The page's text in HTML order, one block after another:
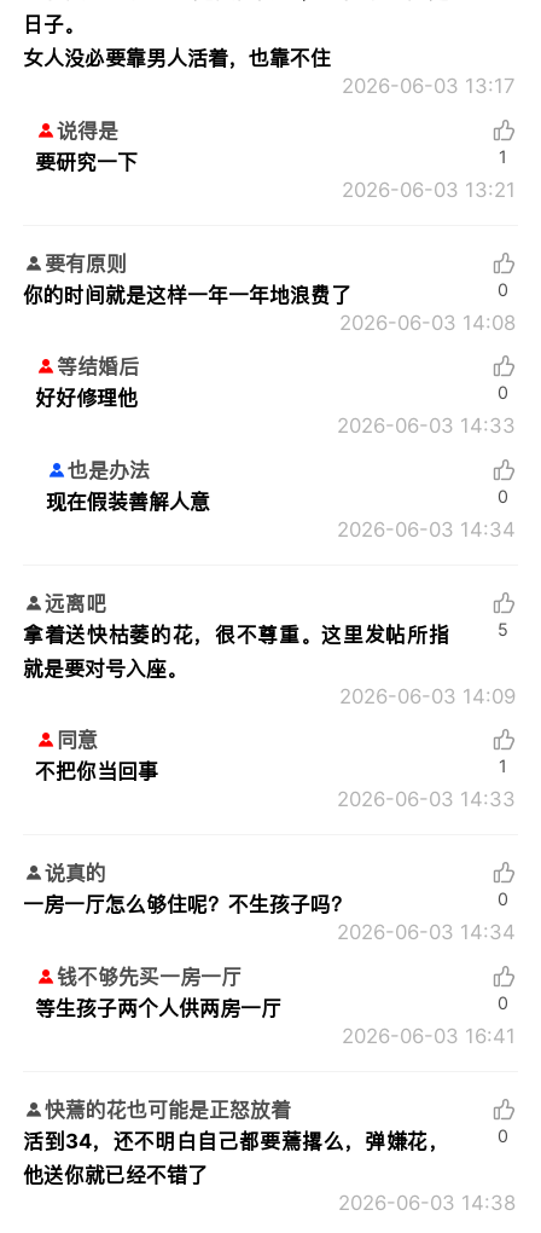
日子。
女人没必要靠男人活着，也靠不住
2026-06-03 13:17
说得是
要研究一下
2026-06-03 13:21
1
要有原则
你的时间就是这样一年一年地浪费了
2026-06-03 14:08
0
等结婚后
好好修理他
2026-06-03 14:33
0
也是办法
现在假装善解人意
2026-06-03 14:34
0
远离吧
拿着送快枯萎的花，很不尊重。这里发帖所指
就是要对号入座。
2026-06-03 14:09
5
同意
不把你当回事
2026-06-03 14:33
1
说真的
一房一厅怎么够住呢？不生孩子吗？
2026-06-03 14:34
0
钱不够先买一房一厅
等生孩子两个人供两房一厅
2026-06-03 16:41
0
快蔫的花也可能是正怒放着
活到34，还不明白自己都要蔫撂么，弹嫌花，
他送你就已经不错了
2026-06-03 14:38
0